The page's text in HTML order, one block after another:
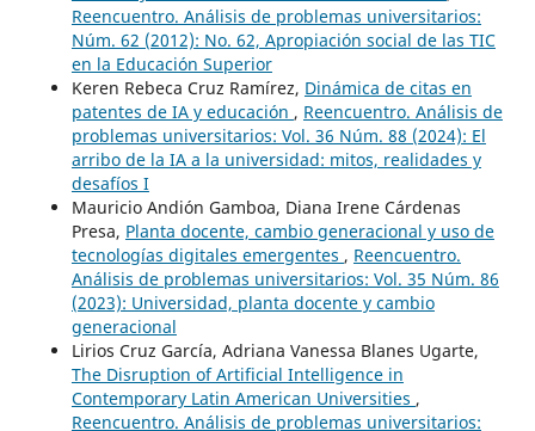
Reencuentro. Análisis de problemas universitarios:
Núm. 62 (2012): No. 62, Apropiación social de las TIC
en la Educación Superior
Keren Rebeca Cruz Ramírez, Dinámica de citas en
patentes de IA y educación , Reencuentro. Análisis de
problemas universitarios: Vol. 36 Núm. 88 (2024): El
arribo de la IA a la universidad: mitos, realidades y
desafíos I
Mauricio Andión Gamboa, Diana Irene Cárdenas
Presa, Planta docente, cambio generacional y uso de
tecnologías digitales emergentes , Reencuentro.
Análisis de problemas universitarios: Vol. 35 Núm. 86
(2023): Universidad, planta docente y cambio
generacional
Lirios Cruz García, Adriana Vanessa Blanes Ugarte,
The Disruption of Artificial Intelligence in
Contemporary Latin American Universities ,
Reencuentro. Análisis de problemas universitarios: